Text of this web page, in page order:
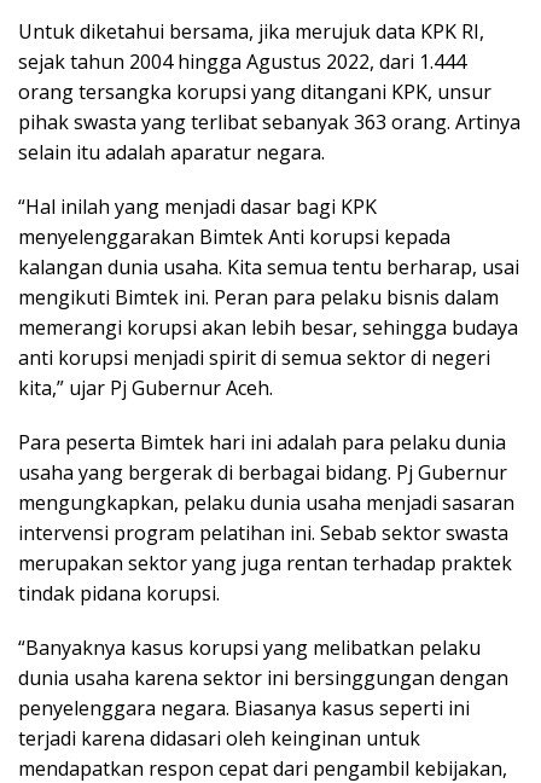
Untuk diketahui bersama, jika merujuk data KPK RI,
sejak tahun 2004 hingga Agustus 2022, dari 1.444
orang tersangka korupsi yang ditangani KPK, unsur
pihak swasta yang terlibat sebanyak 363 orang. Artinya
selain itu adalah aparatur negara.
“Hal inilah yang menjadi dasar bagi KPK
menyelenggarakan Bimtek Anti korupsi kepada
kalangan dunia usaha. Kita semua tentu berharap, usai
mengikuti Bimtek ini. Peran para pelaku bisnis dalam
memerangi korupsi akan lebih besar, sehingga budaya
anti korupsi menjadi spirit di semua sektor di negeri
kita,” ujar Pj Gubernur Aceh.
Para peserta Bimtek hari ini adalah para pelaku dunia
usaha yang bergerak di berbagai bidang. Pj Gubernur
mengungkapkan, pelaku dunia usaha menjadi sasaran
intervensi program pelatihan ini. Sebab sektor swasta
merupakan sektor yang juga rentan terhadap praktek
tindak pidana korupsi.
“Banyaknya kasus korupsi yang melibatkan pelaku
dunia usaha karena sektor ini bersinggungan dengan
penyelenggara negara. Biasanya kasus seperti ini
terjadi karena didasari oleh keinginan untuk
mendapatkan respon cepat dari pengambil kebijakan,